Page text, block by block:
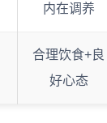
内在调养
合理饮食+良
好心态